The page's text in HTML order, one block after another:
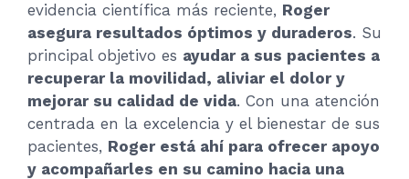
evidencia científica más reciente, Roger
asegura resultados óptimos y duraderos. Su
principal objetivo es ayudar a sus pacientes a
recuperar la movilidad, aliviar el dolor y
mejorar su calidad de vida. Con una atención
centrada en la excelencia y el bienestar de sus
pacientes, Roger está ahí para ofrecer apoyo
y acompañarles en su camino hacia una